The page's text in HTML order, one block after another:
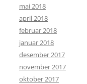
mai 2018
april 2018
februar 2018
januar 2018
desember 2017
november 2017
oktober 2017